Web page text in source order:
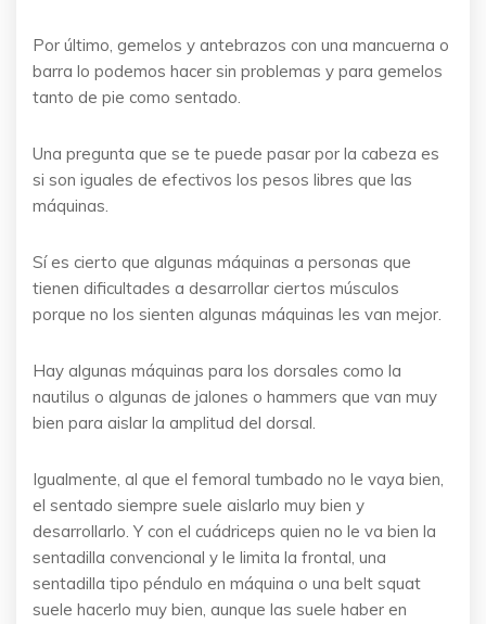
Por último, gemelos y antebrazos con una mancuerna o
barra lo podemos hacer sin problemas y para gemelos
tanto de pie como sentado.
Una pregunta que se te puede pasar por la cabeza es
si son iguales de efectivos los pesos libres que las
máquinas.
Sí es cierto que algunas máquinas a personas que
tienen dificultades a desarrollar ciertos músculos
porque no los sienten algunas máquinas les van mejor.
Hay algunas máquinas para los dorsales como la
nautilus o algunas de jalones o hammers que van muy
bien para aislar la amplitud del dorsal.
Igualmente, al que el femoral tumbado no le vaya bien,
el sentado siempre suele aislarlo muy bien y
desarrollarlo. Y con el cuádriceps quien no le va bien la
sentadilla convencional y le limita la frontal, una
sentadilla tipo péndulo en máquina o una belt squat
suele hacerlo muy bien, aunque las suele haber en